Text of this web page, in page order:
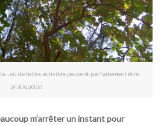
où de telles activités peuvent parfaitement être
pratiquées!
m’arrêter un instant pour